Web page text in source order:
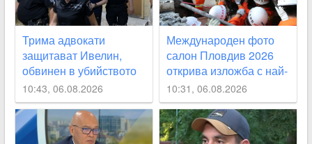
Трима адвокати
защитават Ивелин,
обвинен в убийството
на жена в Първомай
10:43, 06.08.2026
Международен фото
салон Пловдив 2026
открива изложба с най-
добрите фотографии
10:31, 06.08.2026